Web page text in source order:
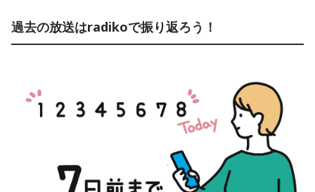
過去の放送はradikoで振り返ろう！